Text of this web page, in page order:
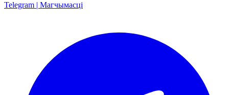
Telegram | Магчымасці